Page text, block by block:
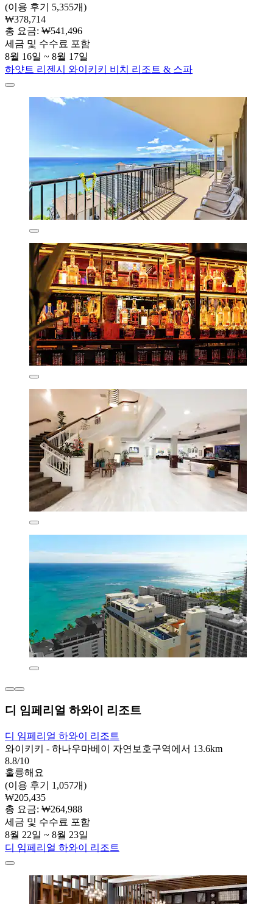
(이용 후기 5,355개)
₩378,714
총 요금: ₩541,496
세금 및 수수료 포함
8월 16일 ~ 8월 17일
하얏트 리젠시 와이키키 비치 리조트 & 스파
디 임페리얼 하와이 리조트
디 임페리얼 하와이 리조트
와이키키 - 하나우마베이 자연보호구역에서 13.6km
8.8/10
훌륭해요
(이용 후기 1,057개)
₩205,435
총 요금: ₩264,988
세금 및 수수료 포함
8월 22일 ~ 8월 23일
디 임페리얼 하와이 리조트